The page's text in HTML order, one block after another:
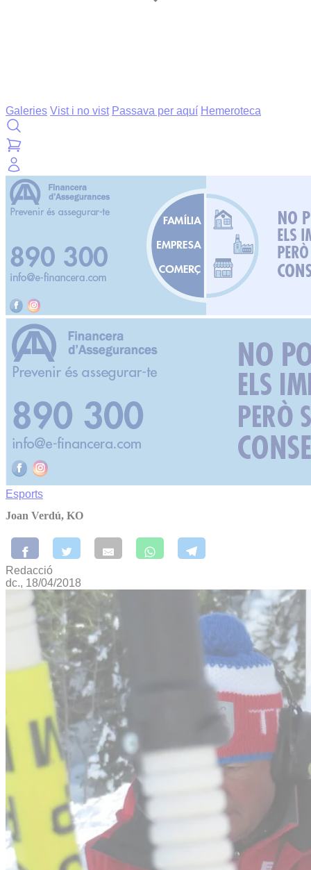
Galeries Vist i no vist Passava per aquí Hemeroteca
Esports
Joan Verdú, KO
Redacció
dc., 18/04/2018